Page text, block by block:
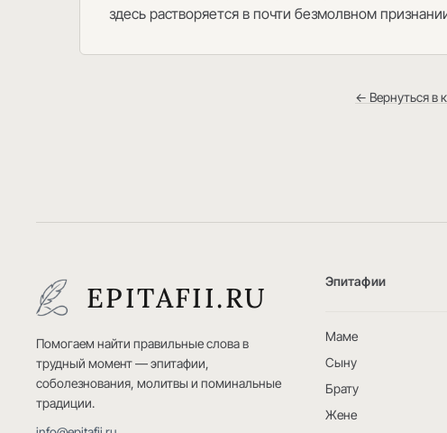
здесь растворяется в почти безмолвном
← Вернуться в
EPITAFII.RU
Помогаем найти правильные слова в
трудный момент — эпитафии,
соболезнования, молитвы и поминальные
традиции.
Эпитафии
Маме
Сыну
Брату
Жене